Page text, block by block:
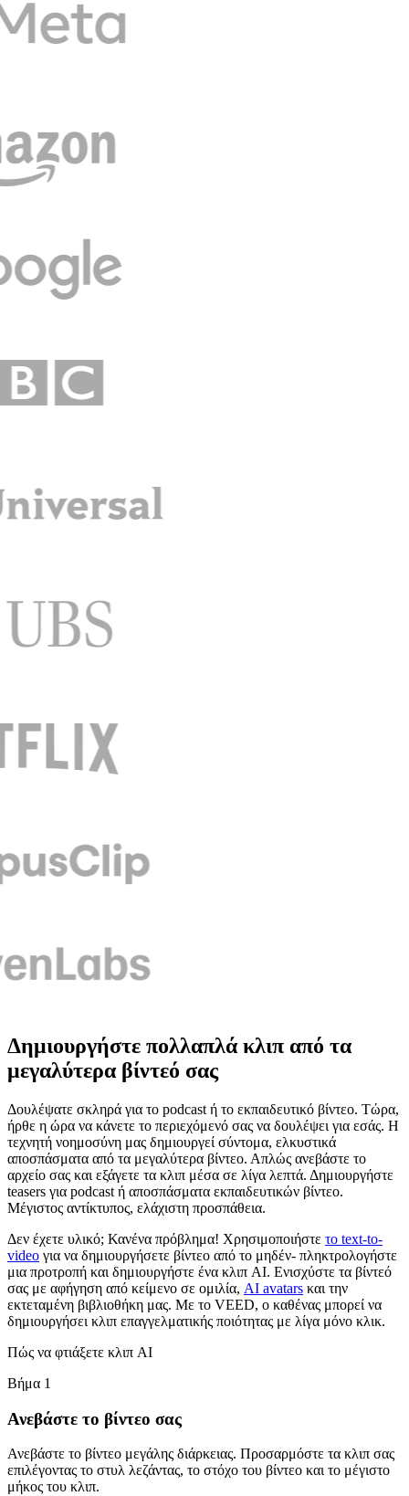
Δημιουργήστε πολλαπλά κλιπ από τα
μεγαλύτερα βίντεό σας
Δουλέψατε σκληρά για το podcast ή το εκπαιδευτικό βίντεο. Τώρα,
ήρθε η ώρα να κάνετε το περιεχόμενό σας να δουλέψει για εσάς. Η
τεχνητή νοημοσύνη μας δημιουργεί σύντομα, ελκυστικά
αποσπάσματα από τα μεγαλύτερα βίντεο. Απλώς ανεβάστε το
αρχείο σας και εξάγετε τα κλιπ μέσα σε λίγα λεπτά. Δημιουργήστε
teasers για podcast ή αποσπάσματα εκπαιδευτικών βίντεο.
Μέγιστος αντίκτυπος, ελάχιστη προσπάθεια.
Δεν έχετε υλικό; Κανένα πρόβλημα! Χρησιμοποιήστε το text-to-
video για να δημιουργήσετε βίντεο από το μηδέν- πληκτρολογήστε
μια προτροπή και δημιουργήστε ένα κλιπ AI. Ενισχύστε τα βίντεό
σας με αφήγηση από κείμενο σε ομιλία, AI avatars και την
εκτεταμένη βιβλιοθήκη μας. Με το VEED, ο καθένας μπορεί να
δημιουργήσει κλιπ επαγγελματικής ποιότητας με λίγα μόνο κλικ.
Πώς να φτιάξετε κλιπ AI
Βήμα 1
Ανεβάστε το βίντεο σας
Ανεβάστε το βίντεο μεγάλης διάρκειας. Προσαρμόστε τα κλιπ σας
επιλέγοντας το στυλ λεζάντας, το στόχο του βίντεο και το μέγιστο
μήκος του κλιπ.